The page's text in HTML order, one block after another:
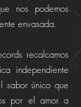
nos podemos
envasada.
recalcamos
independiente
sabor único que
por el amor a